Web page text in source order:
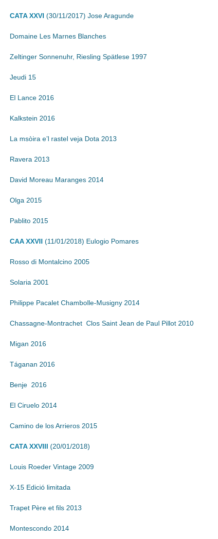
CATA XXVI (30/11/2017) Jose Aragunde
Domaine Les Marnes Blanches
Zeltinger Sonnenuhr, Riesling Spätlese 1997
Jeudi 15
El Lance 2016
Kalkstein 2016
La msòira e’l rastel veja Dota 2013
Ravera 2013
David Moreau Maranges 2014
Olga 2015
Pablito 2015
CAA XXVII (11/01/2018) Eulogio Pomares
Rosso di Montalcino 2005
Solaria 2001
Philippe Pacalet Chambolle-Musigny 2014
Chassagne-Montrachet Clos Saint Jean de Paul Pillot 2010
Migan 2016
Táganan 2016
Benje 2016
El Ciruelo 2014
Camino de los Arrieros 2015
CATA XXVIII (20/01/2018)
Louis Roeder Vintage 2009
X-15 Edició limitada
Trapet Père et fils 2013
Montescondo 2014